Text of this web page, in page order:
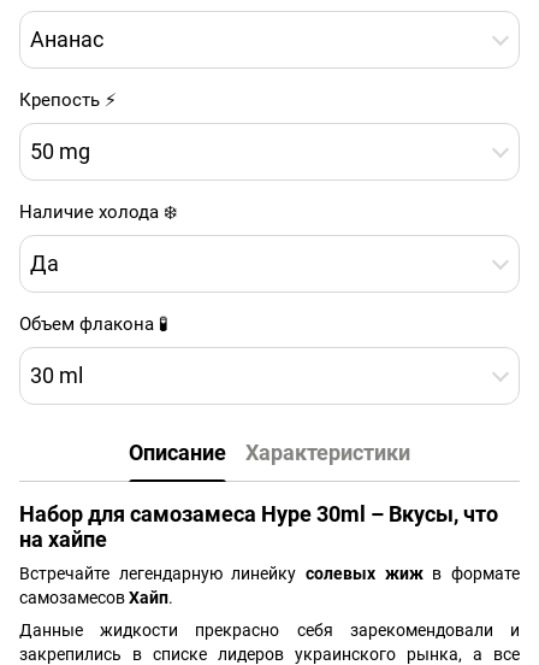
Ананас
Крепость ⚡
50 mg
Наличие холода ❄️
Да
Объем флакона 🧪
30 ml
Описание Характеристики
Набор для самозамеса Hype 30ml – Вкусы, что
на хайпе
Встречайте легендарную линейку солевых жижв формате
самозамесовХайп.
Данные жидкости прекрасно себя зарекомендовали и
закрепились в списке лидеров украинского рынка, а все